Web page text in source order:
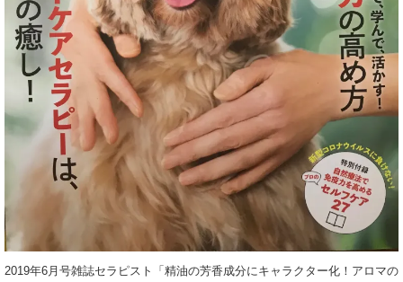
2019年6月号雑誌セラピスト「精油の芳香成分にキャラクター化！アロマの